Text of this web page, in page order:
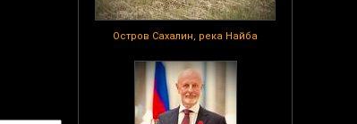
Остров Сахалин, река Найба